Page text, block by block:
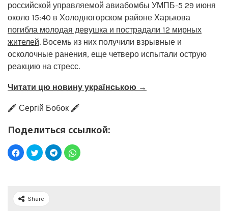
российской управляемой авиабомбы УМПБ-5 29 июня
около 15:40 в Холодногорском районе Харькова
погибла молодая девушка и пострадали 12 мирных
жителей. Восемь из них получили взрывные и
осколочные ранения, еще четверо испытали острую
реакцию на стресс.
Читати цю новину українською →
🖋️ Сергій Бобок 🖋️
Поделиться ссылкой:
Share